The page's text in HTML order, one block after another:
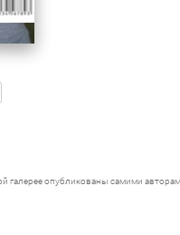
галерее опубликованы самими